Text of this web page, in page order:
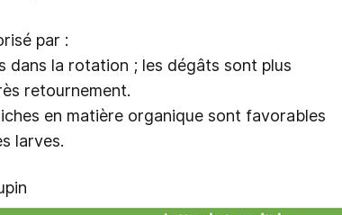
par :
dans la rotation ; les dégâts sont plus
retournement.
en matière organique sont favorables
larves.